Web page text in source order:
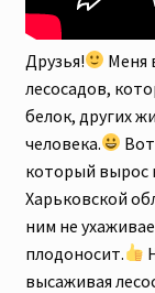
Друзья!
Меня
лесосадов,
белок, других
человека.
который вырос
Харьковской
ним не
плодоносит.
высаживая